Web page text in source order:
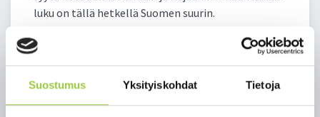
Suostumus Yksityiskohdat Tietoja
lu­ku on täl­lä het­kel­lä Suo­men suu­rin.
On syy­tä muis­taa, et­tä kah­teen­kin ker­taan ro­ko­
tet­tu voi sai­ras­tua ko­ro­na­vi­ruk­seen ja le­vit­tää tau­
taan ro­ko­tet­tu­jen tu­lee huo­leh­tia suo­si­tus­ten nou­
dat­ta­mi­ses­ta.